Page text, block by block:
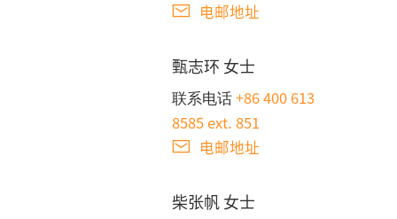
电邮地址
甄志环 女士
联系电话 +86 400 613
8585 ext. 851
电邮地址
柴张帆 女士